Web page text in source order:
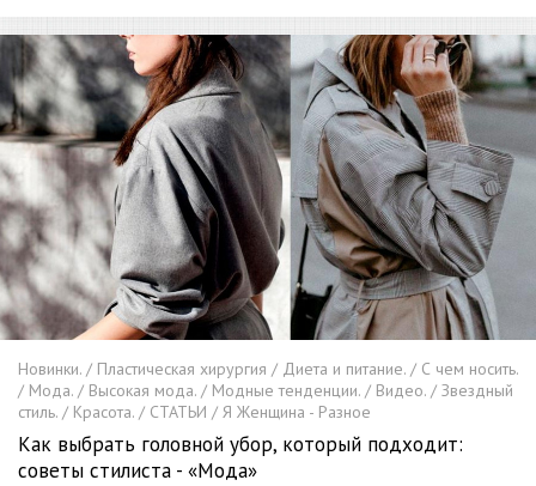
Новинки. / Пластическая хирургия / Диета и питание. / С чем носить.
/ Мода. / Высокая мода. / Модные тенденции. / Видео. / Звездный
стиль. / Красота. / СТАТЬИ / Я Женщина - Разное
Как выбрать головной убор, который подходит:
советы стилиста - «Мода»